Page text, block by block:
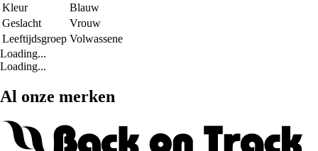
Kleur
Blauw
Geslacht
Vrouw
Leeftijdsgroep Volwassene
Loading...
Loading...
Al onze merken